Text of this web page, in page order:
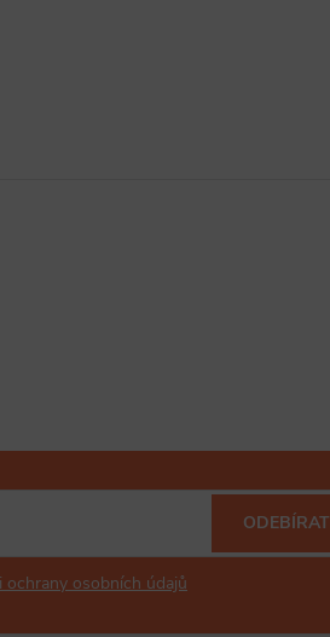
ochrany osobních údajů
ODEBÍRAT